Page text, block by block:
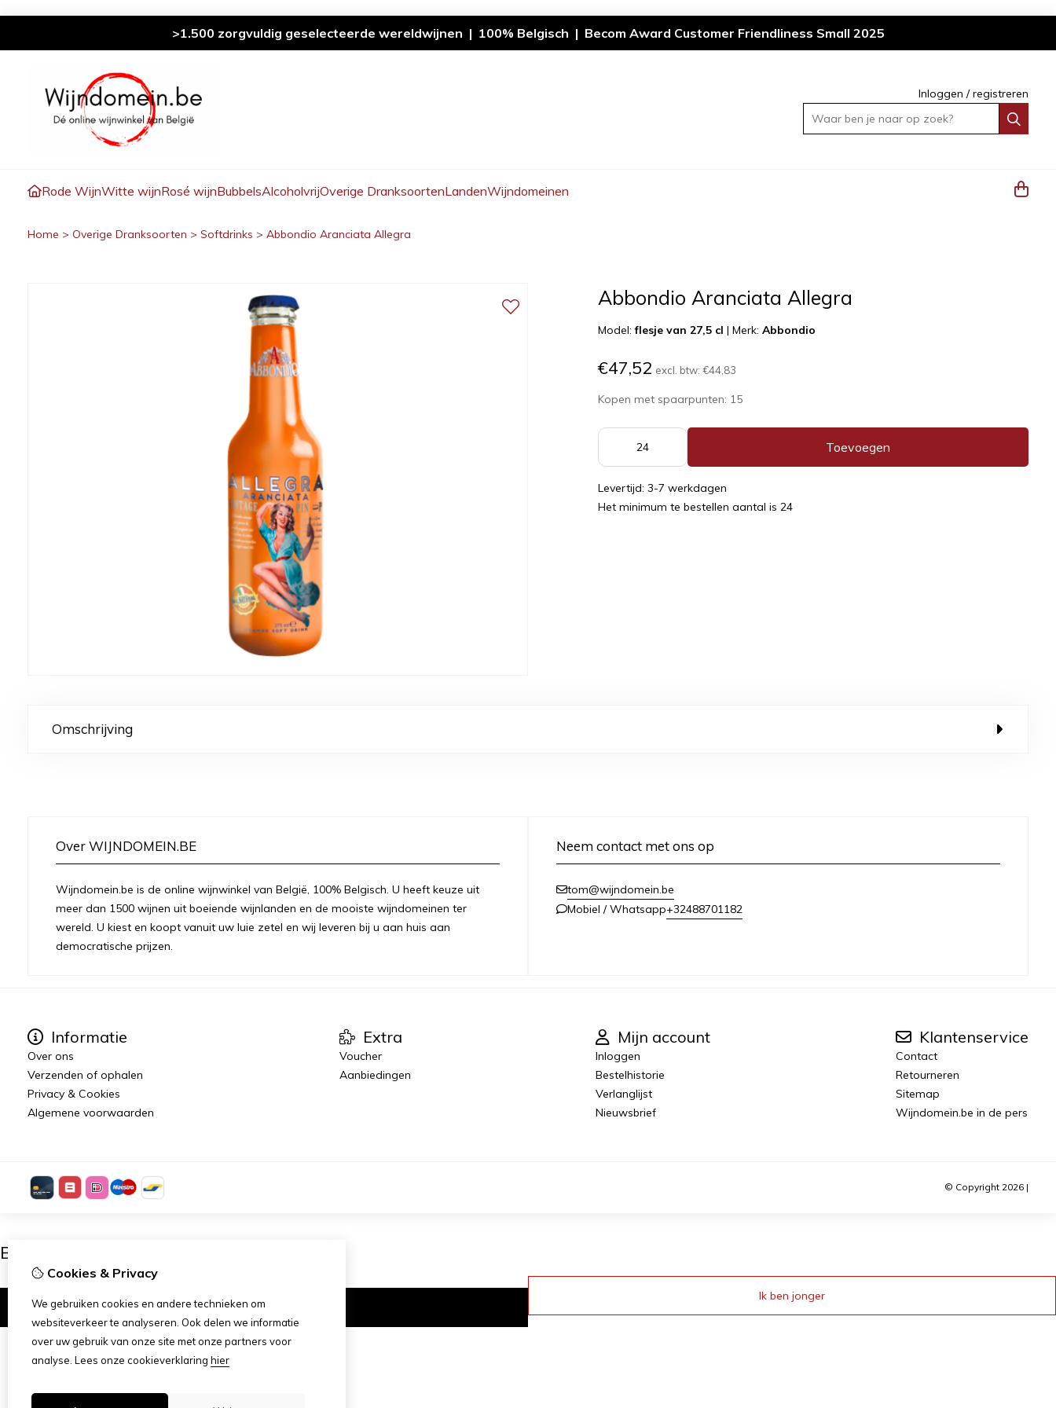
>1.500 zorgvuldig geselecteerde wereldwijnen | 100% Belgisch | Becom Award Customer Friendliness Small 2025
Inloggen /registreren
Waar ben je naar op zoek?
Rode WijnWitte wijnRosé wijnBubbelsAlcoholvrijOverige DranksoortenLandenWijndomeinen
Home > Overige Dranksoorten > Softdrinks > Abbondio Aranciata Allegra
Abbondio Aranciata Allegra
Model:flesje van 27,5 cl |Merk:Abbondio
€47,52 excl. btw:€44,83
Kopen met spaarpunten: 15
Toevoegen
Levertijd: 3-7 werkdagen
Het minimum te bestellen aantal is 24
Omschrijving
Over WIJNDOMEIN.BE
Wijndomein.be is de online wijnwinkel van België, 100% Belgisch. U heeft keuze uit
meer dan 1500 wijnen uit boeiende wijnlanden en de mooiste wijndomeinen ter
wereld. U kiest en koopt vanuit uw luie zetel en wij leveren bij u aan huis aan
democratische prijzen.
Neem contact met ons op
tom@wijndomein.be
Mobiel / Whatsapp+32488701182
Informatie
Over ons
Verzenden of ophalen
Privacy & Cookies
Algemene voorwaarden
Extra
Voucher
Aanbiedingen
Mijn account
Inloggen
Bestelhistorie
Verlanglijst
Nieuwsbrief
Klantenservice
Contact
Retourneren
Sitemap
Wijndomein.be in de pers
© Copyright 2026 |
Cookies & Privacy
We gebruiken cookies en andere technieken om
websiteverkeer te analyseren. Ook delen we informatie
over uw gebruik van onze site met onze partners voor
analyse. Lees onze cookieverklaring hier
Ben je 18 of ouder?
Ik ben 18+
Ik ben jonger